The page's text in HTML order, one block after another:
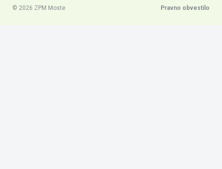
© 2026 ZPM Moste Pravno obvestilo